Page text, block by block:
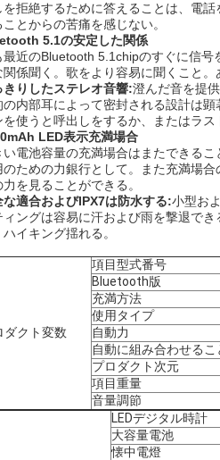
を拒絶するために答えることは、電
ことからの苦痛を感じない。
5.1の安定した関係
最近のBluetooth 5.1chipのすぐに信
関係聞く。歌をより容易に聞くこと
きりしたステレオ音響:澄んだ音を提
の内部耳によって密封される設計は
を使うと呼出しをするか、またはラス
LED表示充満場合
い電池容量の充満場合はまたできる
のための力銀行として。また充満場
を見ることができる。
な適合およびIPX7は防水する:小型お
ィングは容易に汗および雨を撃退で
イキング揺れる。
ダクト変数
項目型式番号
Bluetooth版
充満方法
使用タイプ
自動力
自動に組み合わせるこ
プロダクト次元
項目重量
音量調節
LEDデジタル時計
大容量電池
懐中電燈